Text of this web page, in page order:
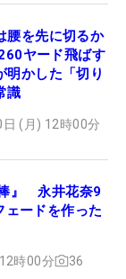
腰を先に切るか
ヤード飛ばす
明かした「切り
識
(月) 12時00分
』 永井花奈9
ェードを作った
時00分 36